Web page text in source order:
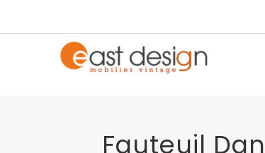
Fauteuil